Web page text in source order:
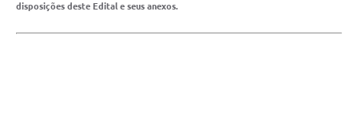
disposições deste Edital e seus anexos.